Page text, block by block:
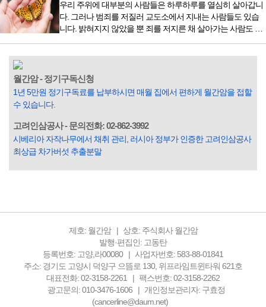
렇게 시작됐다. 두 반가사유상을 알게 된 것은 몇 해 전이었다.
잡지의 발행인으로 독자에게 선보일 좋은 콘텐츠를 고민하던
중 우리 문화재를 하나씩 소개하고자...
우리 주위에 대부분의 사람들은 하루하루를 열심히 살아갑니
다. 그러나 범죄를 저질러 교도소에서 지내는 사람들도 있습
니다. 밝혀지지 않았을 뿐 죄를 저지른 채 살아가는 사람도 있
입힌다는 것입니다. 미꾸라지 한 마리가 시냇물을 흐린다는
옛말이 그저 허투루 생기지는 않은 듯합니다. 대부분의 사람
들은 열심히 살아갑니다. 그렇다고 97%의 사람들이 모두 착
월간암 - 정기구독신청
1년 5만원 정기구독료를 납부하시면 매월 집에서 편하게 월간암을 접할
수 있습니다.
고려인삼공사 - 문의전화: 02-862-3992
시베리아 자작나무에서 채취 관리, 러시아 정부가 인증한 고려인삼공사
최상급 차가버섯 추출분말
제호: 월간암
상호: 주식회사 월간암
발행·편집인: 고동탄
등록번호: 고양,라00080
사업자번호: 583-88-01841
주소: 경기도 고양시 덕양구 으뜸로 130, 위프라임트윈타워 621호
대표전화: 02-3158-2261
팩스번호: 02-3158-2262
광고문의: 010-3476-1606
개인정보관리자: 구효정
(cancerline@daum.net)